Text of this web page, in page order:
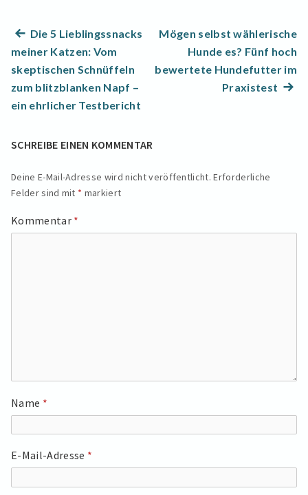
Beitragsnavigation
Previous
post:
Die 5 Lieblingssnacks
meiner Katzen: Vom
skeptischen Schnüffeln
zum blitzblanken Napf –
ein ehrlicher Testbericht
Mögen selbst wählerische
Hunde es? Fünf hoch
bewertete Hundefutter im
Praxistest Next
SCHREIBE EINEN KOMMENTAR
Deine E-Mail-Adresse wird nicht veröffentlicht. Erforderliche
Felder sind mit * markiert
Kommentar *
Name *
E-Mail-Adresse *